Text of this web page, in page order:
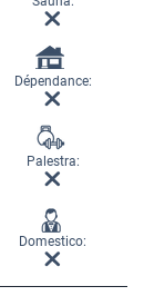
Dépendance:
Palestra:
Domestico: